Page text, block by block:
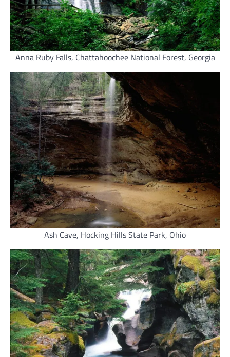
Anna Ruby Falls, Chattahoochee National Forest, Georgia
Ash Cave, Hocking Hills State Park, Ohio